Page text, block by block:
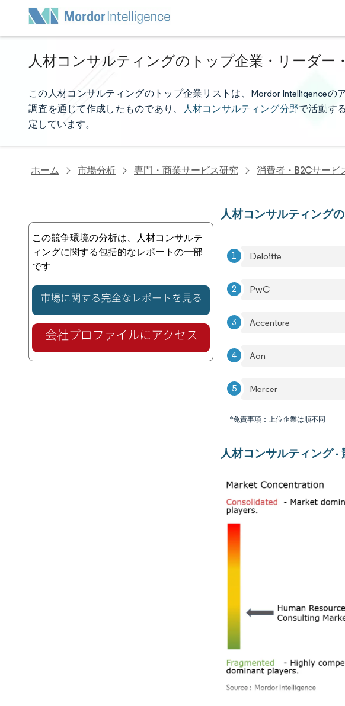
人材コンサルティングのトップ企業・リーダー
この人材コンサルティングのトップ企業リストは、Mordor Intelligence
調査を通じて作成したものであり、
人材コンサルティング分野で活動す
定しています。
ホーム 市場分析 専門・商業サービス研究 消費者・B2Cサービ
この競争環境の分析は、人材コンサルテ
ィングに関する包括的なレポートの一部
です
人材コンサルティング
Deloitte
PwC
Accenture
Aon
Mercer
*免責事項：上位企業は順不同
人材コンサルティング -